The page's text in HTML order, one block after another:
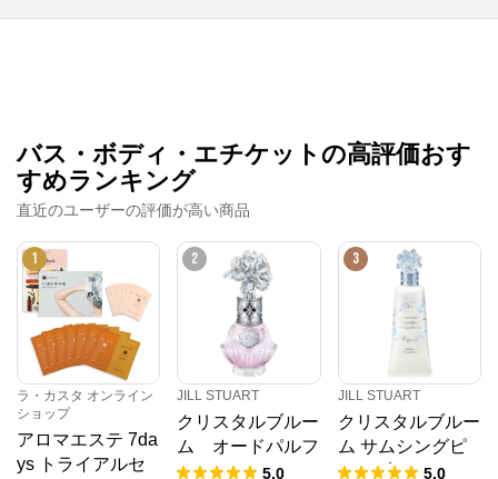
バス・ボディ・エチケットの高評価おす
すめランキング
直近のユーザーの評価が高い商品
1
ラ・カスタ オンライン
ショップ
アロマエステ 7da
ys トライアルセ
2
JILL STUART
クリスタルブルー
ム オードパルフ
ァン ドレスドエ
5.0
3
JILL STUART
クリスタルブルー
ム サムシングピ
ュアブルー パフ
5.0